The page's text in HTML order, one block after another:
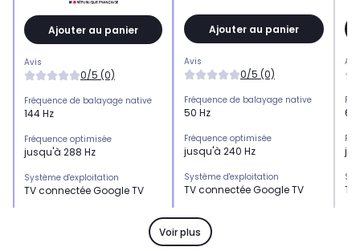
Ajouter au panier
Avis
0/5 (0)
Fréquence de balayage native
144 Hz
Fréquence optimisée
jusqu'à 288 Hz
Système d'exploitation
TV connectée Google TV
Ajouter au panier
Avis
0/5 (0)
Fréquence de balayage native
50 Hz
Fréquence optimisée
jusqu'à 240 Hz
Système d'exploitation
TV connectée Google TV
HDMI 2.1
x2
60
Voir plus